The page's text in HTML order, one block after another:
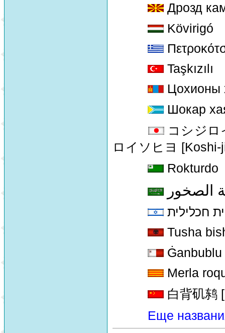
Дрозд
Kövirigó
Taşkızılı
Цохионы
Шокар
コシジロ
ロイソヒヨ
Rokturdo
الصخور
חכלילית
Tusha
Ġanbublu
Merla
白背矶鸫
Еще